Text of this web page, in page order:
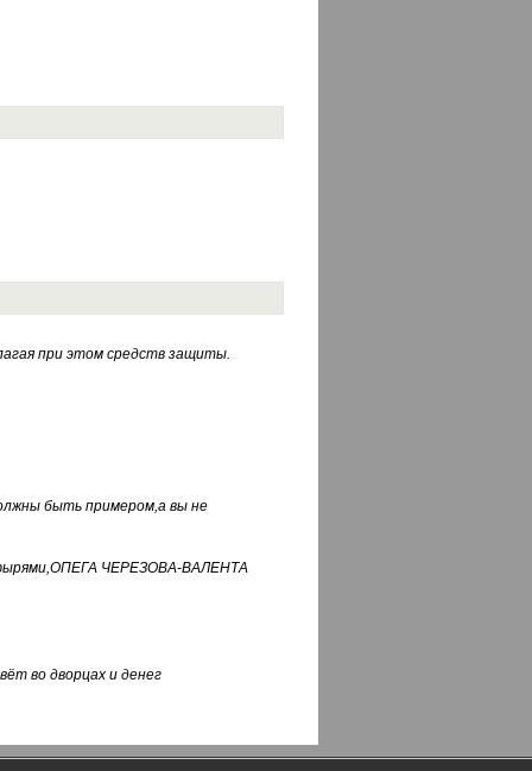
при этом средств защиты.
быть примером,а вы не
ЧЕРЕЗОВА-ВАЛЕНТА
во дворцах и денег